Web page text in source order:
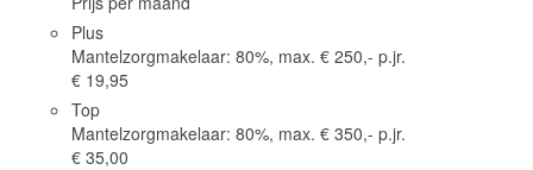
Plus
Mantelzorgmakelaar: 80%, max. € 250,- p.jr.
€ 19,95
Top
Mantelzorgmakelaar: 80%, max. € 350,- p.jr.
€ 35,00